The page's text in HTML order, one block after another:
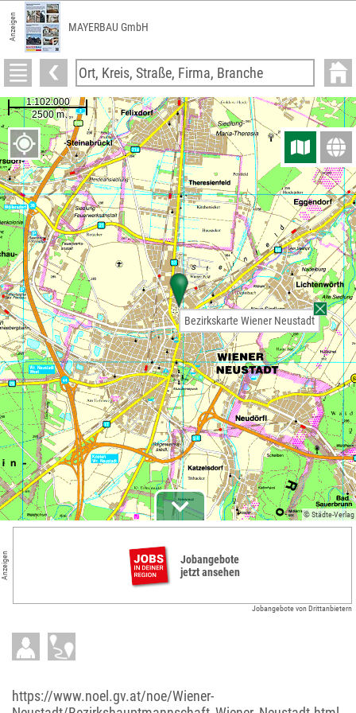
Anzeigen MAYERBAU GmbH
© Städte-Verlag
Bezirkskarte Wiener Neustadt
Anzeigen
Jobangebote
jetzt ansehen
Jobangebote von Drittanbietern
https://www.noel.gv.at/noe/Wiener-